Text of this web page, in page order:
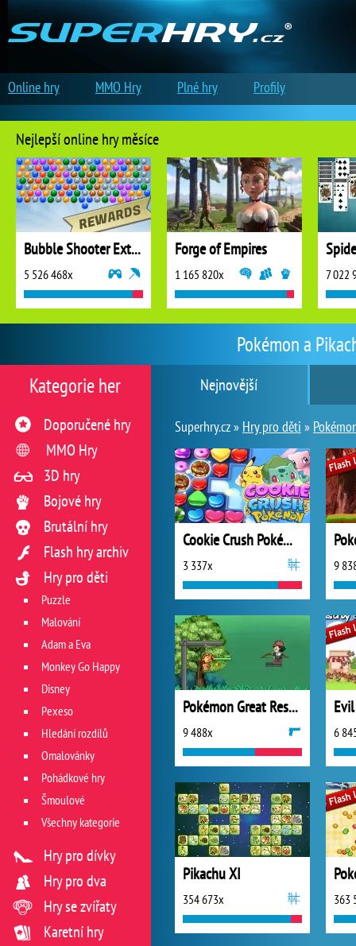
Pokémon a
Nejnovější
Superhry.cz » Hry pro děti »
Cookie Crush Pokémon
3 337x 9
Pokémon Great Rescue
9 488x 6
Pikachu XI
354 673x 363
Kategorie her
Doporučené hry
MMO Hry
3D hry
Bojové hry
Brutální hry
Flash hry archiv
Hry pro děti
Puzzle
Malování
Adam a Eva
Monkey Go Happy
Disney
Pexeso
Hledání rozdílů
Omalovánky
Pohádkové hry
Šmoulové
Všechny kategorie
Hry pro dívky
Hry pro dva
Hry se zvířaty
Karetní hry
Nejlepší online hry měsíce
Bubble Shooter Extreme
5 526 468x
Forge of Empires
1 165 820x 7 022
Online hry MMO Hry Plné hry Profily